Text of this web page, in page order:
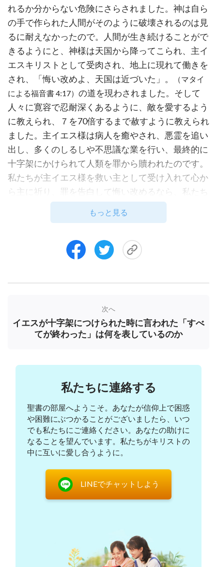
れるか分からない危険にさらされました。神は自ら
の手で作られた人間がそのように破壊されるのは見
るに耐えなかったので。人間が生き続けることがで
きるようにと、神様は天国から降ってこられ、主イ
エスキリストとして受肉され、地上に現れて働きを
され、「悔い改めよ、天国は近づいた」。
（マタイ
による福音書 4:17） の道を現わされました。そして
人々に寛容で忍耐深くあるように、敵を愛するよう
に教えられ、７を70倍するまで赦すように教えられ
ました。主イエス様は病人を癒やされ、悪霊を追い
出し、多くのしるしや不思議な業を行い、最終的に
十字架にかけられて人類を罪から贖われたのです。
私たちが主イエス様を救い主として受け入れて心か
ら主に祈り、罪を告白して悔い改めるなら、私たち
の罪は赦され、平安と喜びを享受できます。それは
主による喜びと豊かな恵みなのです。主イエス様が
からこそ、人類は罪の宣告を逃れることができ、律
法の足かせを外すことができたと言えるのです。そ
まれてくださったから、主に従うものは本当の平和
と喜びを享受することができるのです。それ以上
に、主イエス様が生まれてくださり、神様の霊が通
く、より霊的に成長して実践をすることができ、神
様とより近い関係になれるのです。主イエス様が地
上に来られて真理を現わし、贖いの業を完成された
ことの背景にあるものは、人間を救おうとする神様
のなみなみならぬ努力があったのです。それは、私
たち堕落した人間に対する神様の愛と憐れみなので
主イエス様の御心、そしてと私たちに求められる
昇られたけれども、イエス様の誕生を記念して多く
の人々はクリスマスになるとパーティーを開き、
もっと見る
次へ
イエスが十字架につけられた時に言われた「すべ
てが終わった」は何を表しているのか
私たちに連絡する
聖書の部屋へようこそ。あなたが信仰上で困惑
や困難にぶつかることがございましたら、いつ
でも私たちにご連絡ください。あなたの助けに
なることを望んでいます。私たちがキリストの
中に互いに愛し合うように。
LINEでチャットしよう